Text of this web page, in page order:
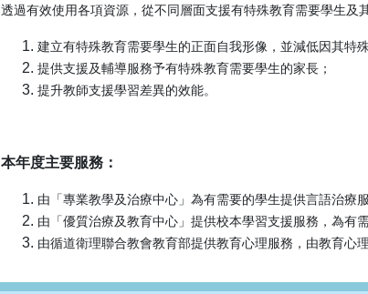
透過有效使用各項資源，從不同層面支援有特殊教育需要學生及
建立有特殊教育需要學生的正面自我形像，並減低因其特
提供支援及輔導服務予有特殊教育需要學生的家長；
提升教師支援學習差異的效能。
本年度主要服務：
由「專業教學及治療中心」為有需要的學生提供言語治療服
由「優質治療及教育中心」提供校本學習支援服務，為有
由循道衛理聯合教會教育部提供教育心理服務，由教育心